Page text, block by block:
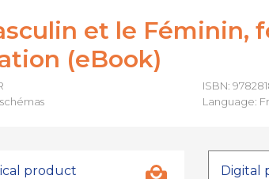
et le Féminin,
(eBook)
ISBN:
Language:
product
Digital